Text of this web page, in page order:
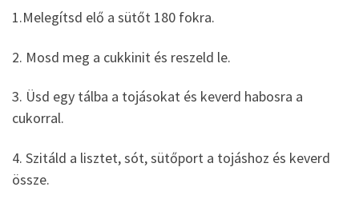
1.Melegítsd elő a sütőt 180 fokra.
2. Mosd meg a cukkinit és reszeld le.
3. Üsd egy tálba a tojásokat és keverd habosra a
cukorral.
4. Szitáld a lisztet, sót, sütőport a tojáshoz és keverd
össze.